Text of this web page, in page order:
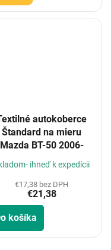
autokoberce
Štandard na mieru
Mazda BT-50 2006-
ihneď k expedícii
€17,38 bez DPH
€21,38
košíka